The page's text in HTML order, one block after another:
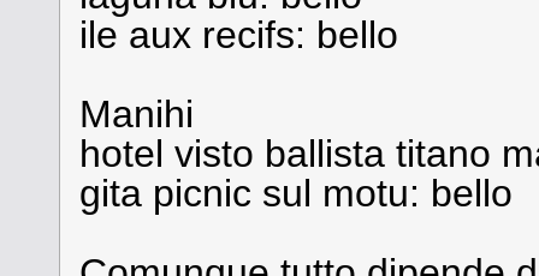
ile aux recifs: bello
Manihi
hotel visto ballista titano
gita picnic sul motu: bello